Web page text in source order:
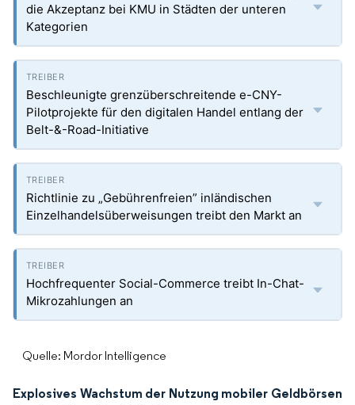
die Akzeptanz bei KMU in Städten der unteren
Kategorien
Beschleunigte grenzüberschreitende e-CNY-
Pilotprojekte für den digitalen Handel entlang der
Belt-&-Road-Initiative
Richtlinie zu „Gebührenfreien” inländischen
Einzelhandelsüberweisungen treibt den Markt an
Hochfrequenter Social-Commerce treibt In-Chat-
Mikrozahlungen an
Quelle: Mordor Intelligence
Explosives Wachstum der Nutzung mobiler Geldbörsen